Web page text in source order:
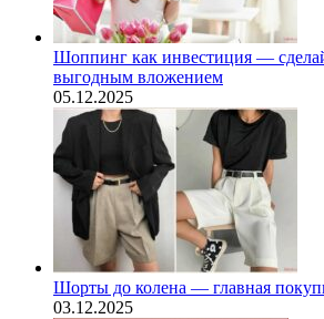
Шоппинг как инвестиция —
выгодным вложением
05.12.2025
Шорты до колена — главная
03.12.2025